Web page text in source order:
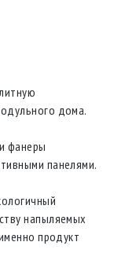
дома.
фанеры
панелями.
напыляемых
продукт